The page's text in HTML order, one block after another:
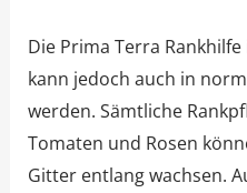
Die Prima Terra
kann jedoch auch in
werden. Sämtliche
Tomaten und Rosen
Gitter entlang wachsen.